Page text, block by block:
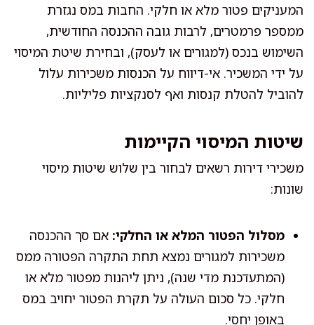
המעניקים פטור מלא או חלקי. החבות במס נגזרת
ממספר פרמטרים, לרבות גובה ההכנסה החודשית,
השימוש בנכס (למגורים או לעסק), ובחירת שיטת המיסוי
על ידי המשכיר. אי-דיווח על הכנסות משכירות עלול
להוביל להטלת קנסות ואף לסנקציות פליליות.
שיטות המיסוי הקיימות
משכירי דירות רשאים לבחור בין שלוש שיטות מיסוי
שונות:
מסלול הפטור המלא או החלקי: אם סך ההכנסה
משכירות למגורים נמצא תחת התקרה הפטורה ממס
(המתעדכנת מדי שנה), ניתן ליהנות מפטור מלא או
חלקי. כל סכום העולה על תקרת הפטור יחויב במס
באופן יחסי.